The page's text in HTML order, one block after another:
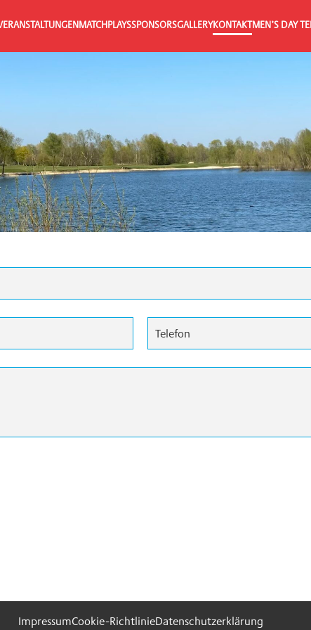
MATCHPLAYSSPONSORSGALLERYKONTAKTMEN’S DAY
ImpressumCookie-RichtlinieDatenschutzerklärung